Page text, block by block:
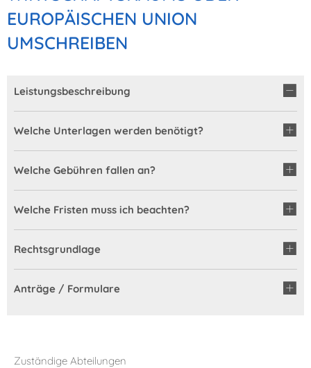
UROPÄISCHEN UNION U
MSCHREIBEN
Leistungsbeschreibung
Welche Unterlagen werden benötigt?
Welche Gebühren fallen an?
Welche Fristen muss ich beachten?
Rechtsgrundlage
Anträge / Formulare
Zuständige Abteilungen